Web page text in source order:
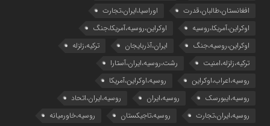
افغانستان،طالبان،قدرت
اوراسیا،ایران،تجارت
اوکراین،آمریکا،روسیه
اوکراین،روسیه،آمریکا،جنگ
اوکراین،روسیه،جنگ
ایران،آذربایجان
ترکیه،زلزله
ترکیه،زلزله،امنیت
رشت،روسیه،ایران،آستارا
روسیه،اعراب،اوکراین
روسیه،اوکراین،آمریکا
روسیه،ایبورسک
روسیه،ایران
روسیه،ایران،اتحاد
روسیه،ایران،تجارت
روسیه،تاجیکستان
روسیه،خاورمیانه